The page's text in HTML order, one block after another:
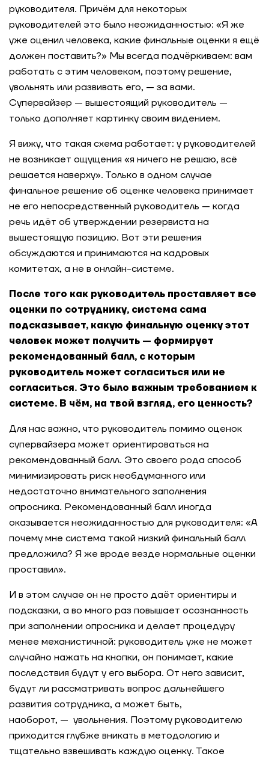
руководителя. Причём для некоторых
руководителей это было неожиданностью: «Я же
уже оценил человека, какие финальные оценки я ещё
должен поставить?» Мы всегда подчёркиваем: вам
работать с этим человеком, поэтому решение,
увольнять или развивать его, — за вами.
Супервайзер — вышестоящий руководитель —
только дополняет картинку своим видением.
Я вижу, что такая схема работает: у руководителей
не возникает ощущения «я ничего не решаю, всё
решается наверху». Только в одном случае
финальное решение об оценке человека принимает
не его непосредственный руководитель — когда
речь идёт об утверждении резервиста на
вышестоящую позицию. Вот эти решения
обсуждаются и принимаются на кадровых
комитетах, а не в онлайн-системе.
После того как руководитель проставляет все
оценки по сотруднику, система сама
подсказывает, какую финальную оценку этот
человек может получить — формирует
рекомендованный балл, с которым
руководитель может согласиться или не
согласиться. Это было важным требованием к
системе. В чём, на твой взгляд, его ценность?
Для нас важно, что руководитель помимо оценок
супервайзера может ориентироваться на
рекомендованный балл. Это своего рода способ
минимизировать риск необдуманного или
недостаточно внимательного заполнения
опросника. Рекомендованный балл иногда
оказывается неожиданностью для руководителя: «А
почему мне система такой низкий финальный балл
предложила? Я же вроде везде нормальные оценки
проставил».
И в этом случае он не просто даёт ориентиры и
подсказки, а во много раз повышает осознанность
при заполнении опросника и делает процедуру
менее механистичной: руководитель уже не может
случайно нажать на кнопки, он понимает, какие
последствия будут у его выбора. От него зависит,
будут ли рассматривать вопрос дальнейшего
развития сотрудника, а может быть,
наоборот, — увольнения. Поэтому руководителю
приходится глубже вникать в методологию и
тщательно взвешивать каждую оценку. Такое